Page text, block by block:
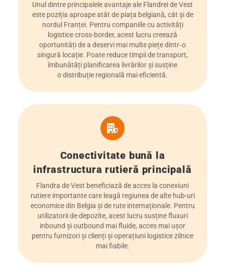
Unul dintre principalele avantaje ale Flandrei de Vest
este poziția aproape atât de piața belgiană, cât și de
nordul Franței. Pentru companiile cu activități
logistice cross-border, acest lucru creează
oportunități de a deservi mai multe piețe dintr‑o
singură locație. Poate reduce timpii de transport,
îmbunătăți planificarea livrărilor și susține
o distribuție regională mai eficientă.
Conectivitate bună la
infrastructura rutieră principală
Flandra de Vest beneficiază de acces la conexiuni
rutiere importante care leagă regiunea de alte hub-uri
economice din Belgia și de rute internaționale. Pentru
utilizatorii de depozite, acest lucru susține fluxuri
inbound și outbound mai fluide, acces mai ușor
pentru furnizori și clienți și operațiuni logistice zilnice
mai fiabile.